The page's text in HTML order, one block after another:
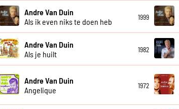
Andre Van Duin
Als ik even niks te doen heb
1999
Andre Van Duin
Als je huilt
1982
Andre Van Duin
Angelique
1972